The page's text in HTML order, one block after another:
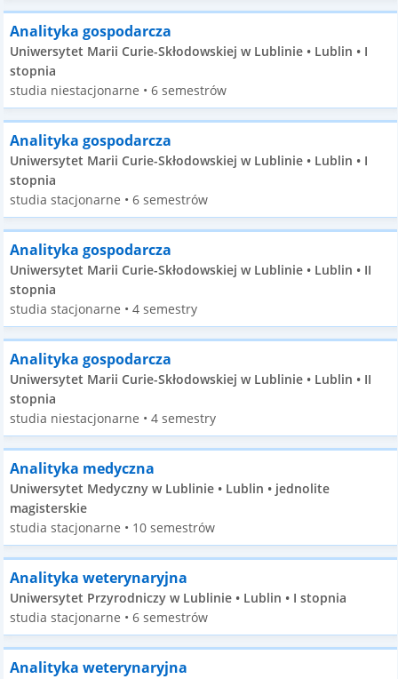
Analityka gospodarcza
Uniwersytet Marii Curie-Skłodowskiej w Lublinie • Lublin • I
stopnia
studia niestacjonarne • 6 semestrów
Analityka gospodarcza
Uniwersytet Marii Curie-Skłodowskiej w Lublinie • Lublin • I
stopnia
studia stacjonarne • 6 semestrów
Analityka gospodarcza
Uniwersytet Marii Curie-Skłodowskiej w Lublinie • Lublin • II
stopnia
studia stacjonarne • 4 semestry
Analityka gospodarcza
Uniwersytet Marii Curie-Skłodowskiej w Lublinie • Lublin • II
stopnia
studia niestacjonarne • 4 semestry
Analityka medyczna
Uniwersytet Medyczny w Lublinie • Lublin • jednolite
magisterskie
studia stacjonarne • 10 semestrów
Analityka weterynaryjna
Uniwersytet Przyrodniczy w Lublinie • Lublin • I stopnia
studia stacjonarne • 6 semestrów
Analityka weterynaryjna